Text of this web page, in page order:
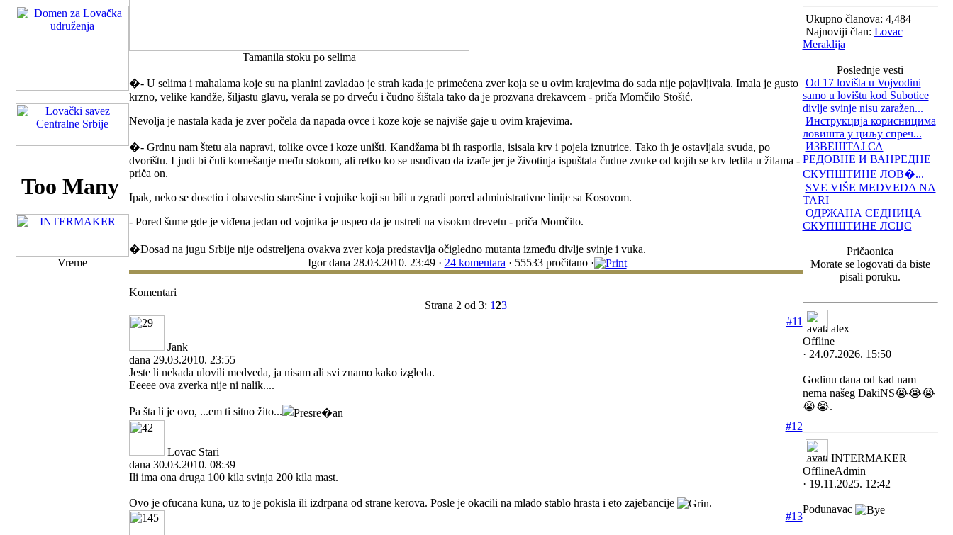
Vreme
Tamanila stoku po selima
�- U selima i mahalama koje su na planini zavladao je strah kada je primećena zver koja se u ovim krajevima do sada nije pojavljivala. Imala je gusto
krzno, velike kandže, šiljastu glavu, verala se po drveću i čudno šištala tako da je prozvana drekavcem - priča Momčilo Stošić.
Nevolja je nastala kada je zver počela da napada ovce i koze koje se najviše gaje u ovim krajevima.
�- Grdnu nam štetu ala napravi, tolike ovce i koze uništi. Kandžama bi ih rasporila, isisala krv i pojela iznutrice. Tako ih je ostavljala svuda, po
dvorištu. Ljudi bi čuli komešanje među stokom, ali retko ko se usuđivao da izađe jer je životinja ispuštala čudne zvuke od kojih se krv ledila u žilama -
priča on.
Ipak, neko se dosetio i obavestio starešine i vojnike koji su bili u zgradi pored administrativne linije sa Kosovom.
- Pored šume gde je viđena jedan od vojnika je uspeo da je ustreli na visokm drevetu - priča Momčilo.
�Dosad na jugu Srbije nije odstreljena ovakva zver koja predstavlja očigledno mutanta između divlje svinje i vuka.
Igordana 28.03.2010. 23:49 · 24 komentara · 55533 pročitano ·
Komentari
Strana 2 od 3: 123
#11
Jank
dana 29.03.2010. 23:55
Jeste li nekada ulovili medveda, ja nisam ali svi znamo kako izgleda.
Eeeee ova zverka nije ni nalik....
Pa šta li je ovo, ...em ti sitno žito...
#12
Lovac Stari
dana 30.03.2010. 08:39
Ili ima ona druga 100 kila svinja 200 kila mast.
Ovo je ofucana kuna, uz to je pokisla ili izdrpana od strane kerova. Posle je okacili na mlado stablo hrasta i eto zajebancije
.
#13
Ukupno članova: 4,484
Najnoviji član: Lovac
Meraklija
Poslednje vesti
Od 17 lovišta u Vojvodini
samo u lovištu kod Subotice
divlje svinje nisu zaražen...
Инструкција корисницима
ловишта у циљу спреч...
ИЗВЕШТАЈ СА
РЕДОВНЕ И ВАНРЕДНЕ
СКУПШТИНЕ ЛОВ�...
SVE VIŠE MEDVEDA NA
TARI
ОДРЖАНА СЕДНИЦА
СКУПШТИНЕ ЛСЦС
Pričaonica
Morate se logovati da biste
pisali poruku.
alex
Offline
· 24.07.2026. 15:50
Godinu dana od kad nam
nema našeg DakiNS😭😭😭
😭😭.
INTERMAKER
OfflineAdmin
· 19.11.2025. 12:42
Podunavac